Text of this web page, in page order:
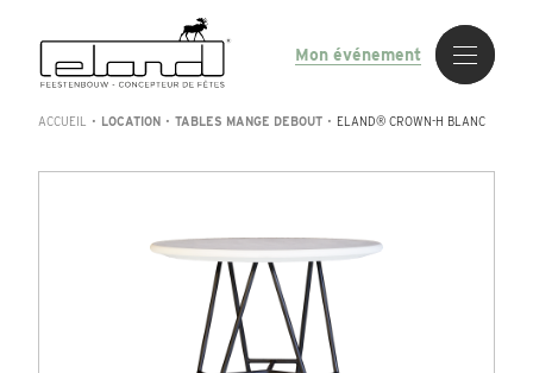
Mon événement
ACCUEIL • LOCATION • TABLES MANGE DEBOUT • ELAND® CROWN-H BLANC